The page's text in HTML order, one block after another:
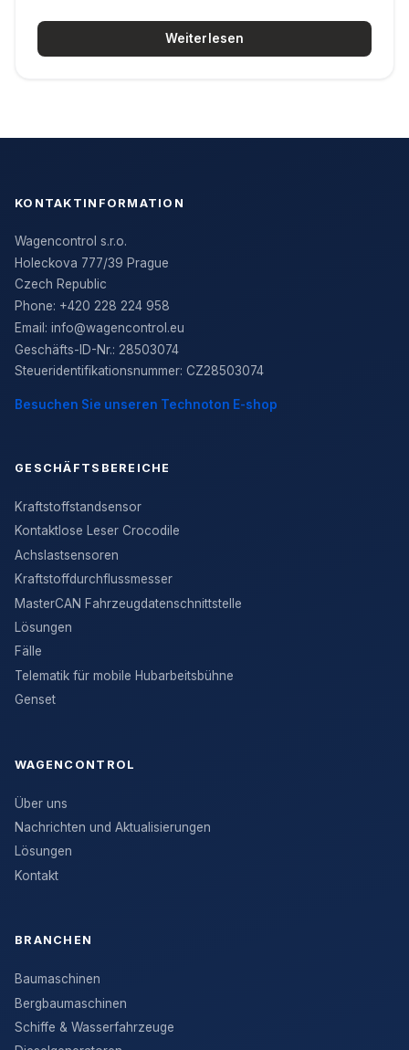
Weiterlesen
KONTAKTINFORMATION
Wagencontrol s.r.o.
Holeckova 777/39 Prague
Czech Republic
Phone: +420 228 224 958
Email: info@wagencontrol.eu
Geschäfts-ID-Nr.: 28503074
Steueridentifikationsnummer: CZ28503074
Besuchen Sie unseren Technoton E-shop
GESCHÄFTSBEREICHE
Kraftstoffstandsensor
Kontaktlose Leser Crocodile
Achslastsensoren
Kraftstoffdurchflussmesser
MasterCAN Fahrzeugdatenschnittstelle
Lösungen
Fälle
Telematik für mobile Hubarbeitsbühne
Genset
WAGENCONTROL
Über uns
Nachrichten und Aktualisierungen
Lösungen
Kontakt
BRANCHEN
Baumaschinen
Bergbaumaschinen
Schiffe & Wasserfahrzeuge